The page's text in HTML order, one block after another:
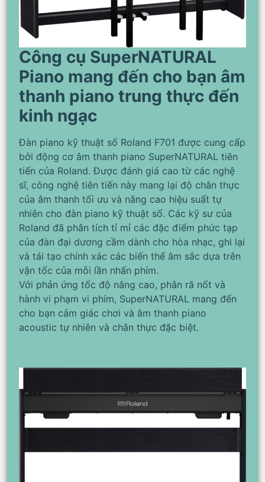
Công cụ SuperNATURAL
Piano mang đến cho bạn âm
thanh piano trung thực đến
kinh ngạc
Đàn piano kỹ thuật số Roland F701 được cung cấp
bởi động cơ âm thanh piano SuperNATURAL tiên
tiến của Roland. Được đánh giá cao từ các nghệ
sĩ, công nghệ tiên tiến này mang lại độ chân thực
của âm thanh tối ưu và nâng cao hiệu suất tự
nhiên cho đàn piano kỹ thuật số. Các kỹ sư của
Roland đã phân tích tỉ mỉ các đặc điểm phức tạp
của đàn đại dương cầm dành cho hòa nhạc, ghi lại
và tái tạo chính xác các biến thể âm sắc dựa trên
vận tốc của mỗi lần nhấn phím.
Với phản ứng tốc độ nâng cao, phân rã nốt và
hành vi phạm vi phím, SuperNATURAL mang đến
cho bạn cảm giác chơi và âm thanh piano
acoustic tự nhiên và chân thực đặc biệt.